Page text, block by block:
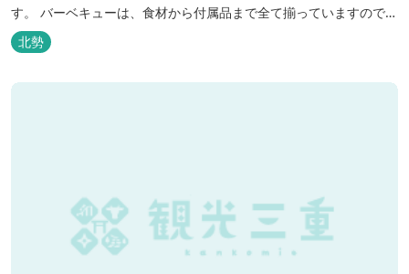
す。 バーベキューは、食材から付属品まで全て揃っていますので手
ぶらで楽しむ事ができますよ！釣り掘がありますので、釣ったその
場で味わえる「マス釣り」も人気です。 宿泊施設も完備していま
北勢